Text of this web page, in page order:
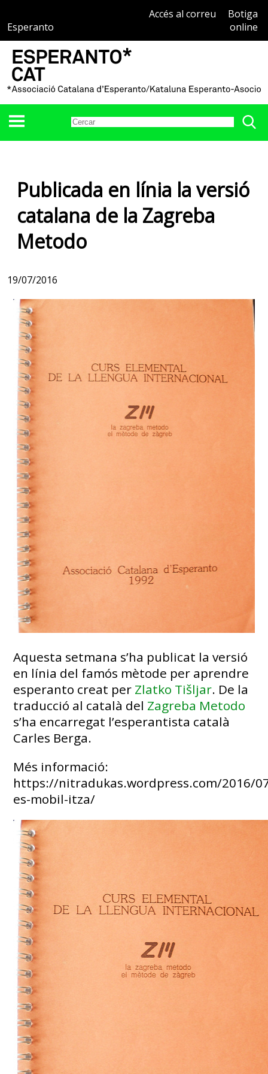
Esperanto
Accés al correu
Botiga
online
Publicada en línia la versió
catalana de la Zagreba
Metodo
19/07/2016
Aquesta setmana s’ha publicat la versió
en línia del famós mètode per aprendre
esperanto creat per Zlatko Tišljar. De la
traducció al català del Zagreba Metodo
s’ha encarregat l’esperantista català
Carles Berga.
Més informació:
https://nitradukas.wordpress.com/2016/
es-mobil-itza/